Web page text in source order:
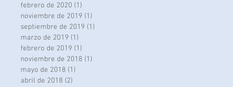
febrero de 2020 (1)
noviembre de 2019 (1)
septiembre de 2019 (1)
marzo de 2019 (1)
febrero de 2019 (1)
noviembre de 2018 (1)
mayo de 2018 (1)
abril de 2018 (2)